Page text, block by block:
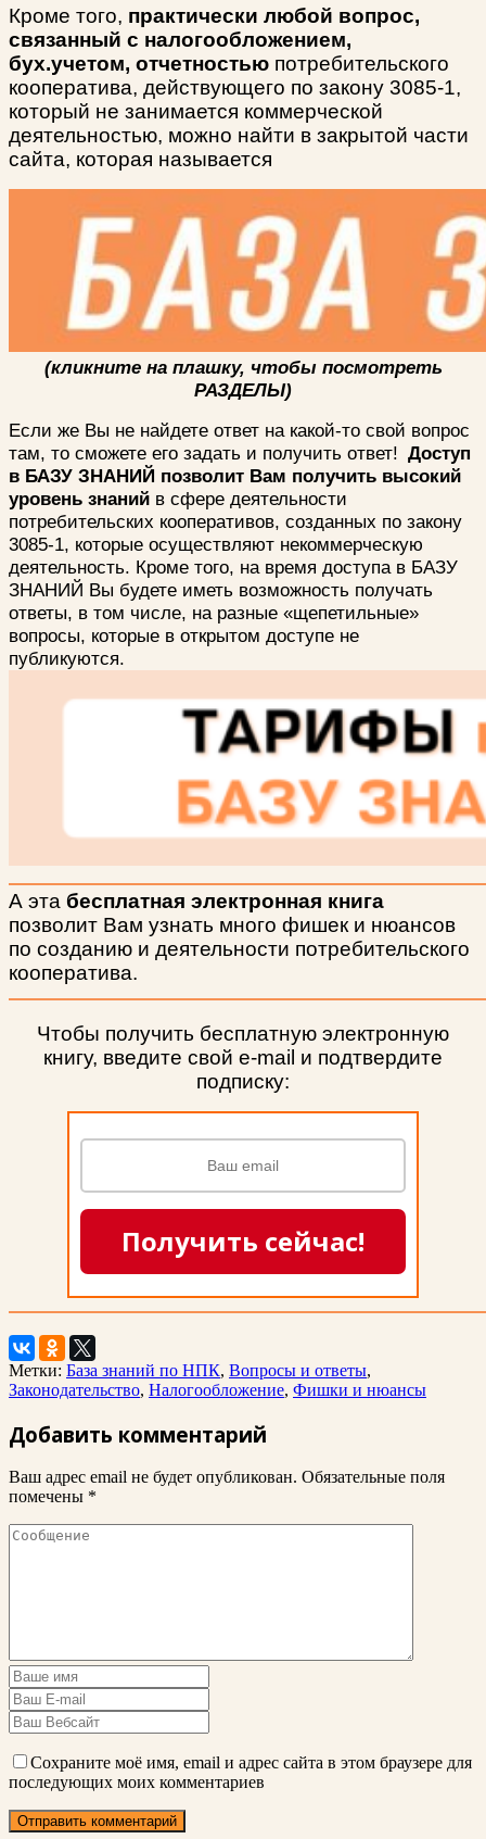
Кроме того, практически любой вопрос,
связанный с налогообложением,
бух.учетом, отчетностью потребительского
кооператива, действующего по закону 3085-1,
который не занимается коммерческой
деятельностью, можно найти в закрытой части
сайта, которая называется
(кликните на плашку, чтобы посмотреть
РАЗДЕЛЫ)
Если же Вы не найдете ответ на какой-то свой вопрос
там, то сможете его задать и получить ответ! Доступ
в БАЗУ ЗНАНИЙ позволит Вам получить высокий
уровень знаний в сфере деятельности
потребительских кооперативов, созданных по закону
3085-1, которые осуществляют некоммерческую
деятельность. Кроме того, на время доступа в БАЗУ
ЗНАНИЙ Вы будете иметь возможность получать
ответы, в том числе, на разные «щепетильные»
вопросы, которые в открытом доступе не
публикуются.
А эта бесплатная электронная книга
позволит Вам узнать много фишек и нюансов
по созданию и деятельности потребительского
кооператива.
Чтобы получить бесплатную электронную
книгу, введите свой e-mail и подтвердите
подписку:
Получить сейчас!
Метки: База знаний по НПК, Вопросы и ответы,
Законодательство, Налогообложение, Фишки и нюансы
Добавить комментарий
Ваш адрес email не будет опубликован. Обязательные поля
помечены *
Сохраните моё имя, email и адрес сайта в этом браузере для
последующих моих комментариев